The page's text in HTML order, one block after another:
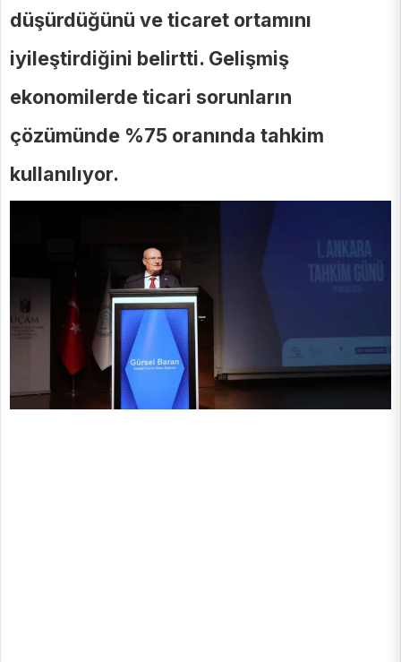
düşürdüğünü ve ticaret ortamını
iyileştirdiğini belirtti. Gelişmiş
ekonomilerde ticari sorunların
çözümünde %75 oranında tahkim
kullanılıyor.